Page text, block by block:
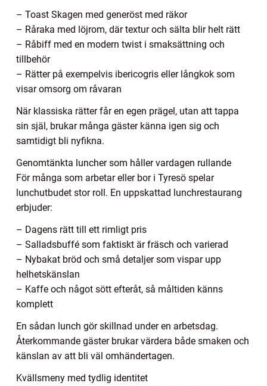
– Toast Skagen med generöst med räkor
– Råraka med löjrom, där textur och sälta blir helt rätt
– Råbiff med en modern twist i smaksättning och
tillbehör
– Rätter på exempelvis ibericogris eller långkok som
visar omsorg om råvaran
När klassiska rätter får en egen prägel, utan att tappa
sin själ, brukar många gäster känna igen sig och
samtidigt bli nyfikna.
Genomtänkta luncher som håller vardagen rullande
För många som arbetar eller bor i Tyresö spelar
lunchutbudet stor roll. En uppskattad lunchrestaurang
erbjuder:
– Dagens rätt till ett rimligt pris
– Salladsbuffé som faktiskt är fräsch och varierad
– Nybakat bröd och små detaljer som vispar upp
helhetskänslan
– Kaffe och något sött efteråt, så måltiden känns
komplett
En sådan lunch gör skillnad under en arbetsdag.
Återkommande gäster brukar värdera både smaken och
känslan av att bli väl omhändertagen.
Kvällsmeny med tydlig identitet